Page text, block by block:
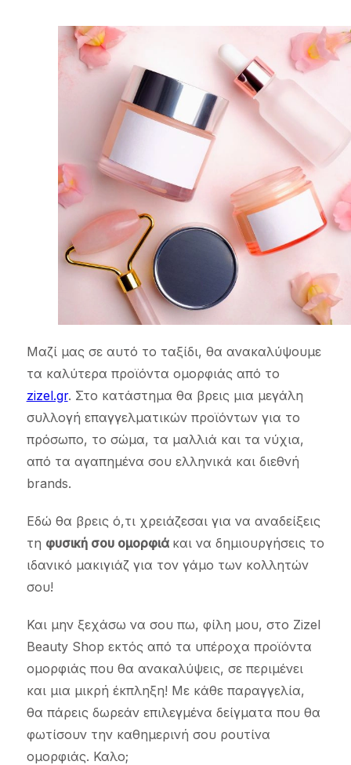
Μαζί μας σε αυτό το ταξίδι, θα ανακαλύψουμε
τα καλύτερα προϊόντα ομορφιάς από το
zizel.gr. Στο κατάστημα θα βρεις μια μεγάλη
συλλογή επαγγελματικών προϊόντων για το
πρόσωπο, το σώμα, τα μαλλιά και τα νύχια,
από τα αγαπημένα σου ελληνικά και διεθνή
brands.
Εδώ θα βρεις ό,τι χρειάζεσαι για να αναδείξεις
τη φυσική σου ομορφιά και να δημιουργήσεις το
ιδανικό μακιγιάζ για τον γάμο των κολλητών
σου!
Και μην ξεχάσω να σου πω, φίλη μου, στο Zizel
Beauty Shop εκτός από τα υπέροχα προϊόντα
ομορφιάς που θα ανακαλύψεις, σε περιμένει
και μια μικρή έκπληξη! Με κάθε παραγγελία,
θα πάρεις δωρεάν επιλεγμένα δείγματα που θα
φωτίσουν την καθημερινή σου ρουτίνα
ομορφιάς. Καλο;